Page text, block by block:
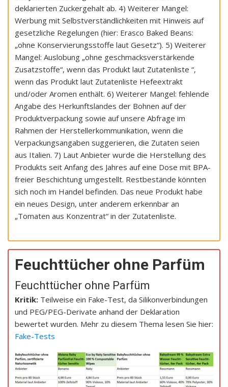
deklarierten Zuckergehalt ab. 4) Weiterer Mangel:
Werbung mit Selbstverständlichkeiten mit Hinweis auf
gesetzliche Regelungen (hier: Erasco Baked Beans:
„ohne Konservierungsstoffe laut Gesetz“). 5) Weiterer
Mangel: Auslobung „ohne geschmacksverstärkende
Zusatzstoffe“, wenn das Produkt laut Zutatenliste “,
wenn das Produkt laut Zutatenliste Hefeextrakt
und/oder Aromen enthält. 6) Weiterer Mangel: fehlende
Angabe des Herkunftslandes der Bohnen auf der
Produktverpackung sowie auf unsere Abfrage im
Rahmen der Herstellerkommunikation, wenn die
Verpackungsangaben suggerieren, die Zutaten seien
aus Italien. 7) Laut Anbieter wurde die Herstellung des
Produkts seit Anfang des Jahres auf eine Dose mit BPA-
freier Beschichtung umgestellt. Restbestände könnten
sich noch im Handel befinden. Das neue Produkt habe
ein neues Design, unter anderem erkennbar an
„Tomaten aus Konzentrat“ in der Zutatenliste.
Feuchttücher ohne Parfüm
Feuchttücher ohne Parfüm
Kritik: Teilweise ein Fake-Test, da Silikonverbindungen
und PEG/PEG-Derivate anhand der Deklaration
bewertet wurden. Mehr zu diesem Thema lesen Sie hier:
Fake-Tests